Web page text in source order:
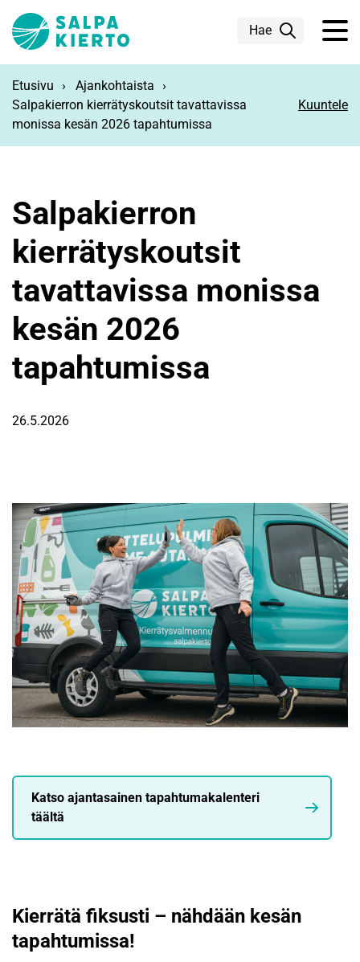
Hae
Etusivu
Ajankohtaista
Salpakierron kierrätyskoutsit tavattavissa
monissa kesän 2026 tapahtumissa
Kuuntele
Salpakierron
kierrätyskoutsit
tavattavissa monissa
kesän 2026
tapahtumissa
26.5.2026
Katso ajantasainen tapahtumakalenteri
täältä
Kierrätä fiksusti – nähdään kesän
tapahtumissa!